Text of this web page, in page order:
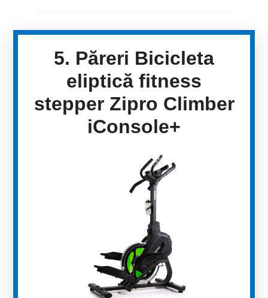
5. Păreri Bicicleta
eliptică fitness
stepper Zipro Climber
iConsole+